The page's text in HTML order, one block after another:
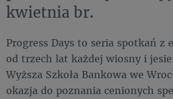
kwietnia br.
Progress Days to seria spotkań z
od trzech lat każdej wiosny i
Wyższa Szkoła Bankowa we
okazja do poznania cenionych